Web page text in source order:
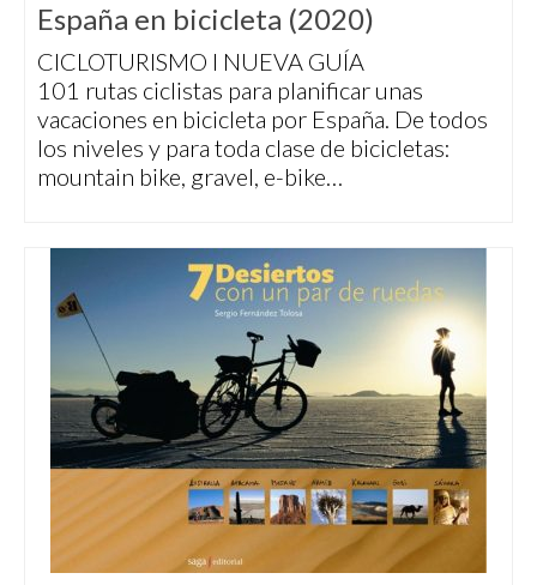
España en bicicleta (2020)
CICLOTURISMO I NUEVA GUÍA
101 rutas ciclistas para planificar unas
vacaciones en bicicleta por España. De todos
los niveles y para toda clase de bicicletas:
mountain bike, gravel, e-bike…